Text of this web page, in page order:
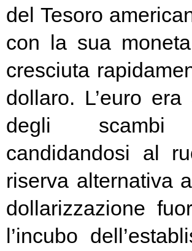
del Tesoro
con la sua
cresciuta
dollaro. L’euro
degli scambi
candidandosi al
riserva alternativa
dollarizzazione
l’incubo